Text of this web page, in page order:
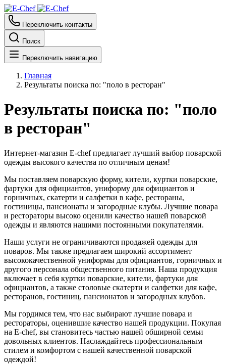
Переключить контакты
Поиск
Переключить навигацию
Главная
Результаты поиска по: "поло в ресторан"
Результаты поиска по: "поло
в ресторан"
Интернет-магазин E-chef предлагает лучший выбор поварской
одежды высокого качества по отличным ценам!
Мы поставляем поварскую форму, кители, куртки поварские,
фартуки для официантов, униформу для официантов и
горничных, скатерти и салфетки в кафе, рестораны,
гостиницы, пансионаты и загородные клубы. Лучшие повара
и рестораторы высоко оценили качество нашей поварской
одежды и являются нашими постоянными покупателями.
Наши услуги не ограничиваются продажей одежды для
поваров. Мы также предлагаем широкий ассортимент
высококачественной униформы для официантов, горничных и
другого персонала общественного питания. Наша продукция
включает в себя куртки поварские, кители, фартуки для
официантов, а также столовые скатерти и салфетки для кафе,
ресторанов, гостиниц, пансионатов и загородных клубов.
Мы гордимся тем, что нас выбирают лучшие повара и
рестораторы, оценившие качество нашей продукции. Покупая
на E-chef, вы становитесь частью нашей обширной семьи
довольных клиентов. Наслаждайтесь профессиональным
стилем и комфортом с нашей качественной поварской
одеждой!